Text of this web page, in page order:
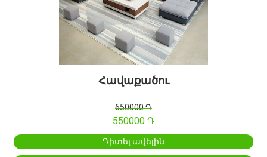
Հավաքածու
650000 Դ
550000 Դ
Դիտել ավելին